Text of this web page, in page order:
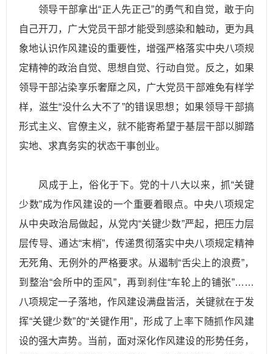
领导干部拿出“正人先正己”的勇气和自觉，敢于向
自己开刀，广大党员干部才能受到感染和触动，更为具
象地认识作风建设的重要性，增强严格落实中央八项规
定精神的政治自觉、思想自觉、行动自觉。反之，如果
领导干部沾染享乐奢靡之风，广大党员干部难免有样学
样，滋生“没什么大不了”的错误思想；如果领导干部搞
形式主义、官僚主义，就不能寄希望于基层干部以脚踏
实地、求真务实的状态干事创业。
风成于上，俗化于下。党的十八大以来，抓“关键
少数”成为作风建设的一个重要着眼点。中央八项规定
从中央政治局做起，从党内“关键少数”严起，把压力层
层传导、通达“末梢”，传递贯彻落实中央八项规定精神
无死角、无例外的严格要求。从遏制“舌尖上的浪费”，
到整治“会所中的歪风”，再到刹住“车轮上的铺张”……
八项规定一子落地，作风建设满盘皆活，关键就在于发
挥“关键少数”的“关键作用”，形成了上率下随抓作风建
设的强大声势。当前，面对深化作风建设的形势任务，